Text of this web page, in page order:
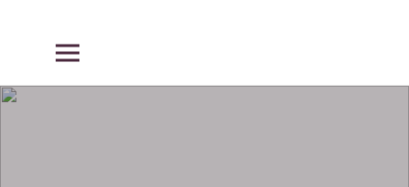
THE LAW OFFICES OF K. E.
TIMMONS, ESQ., CPA LLC